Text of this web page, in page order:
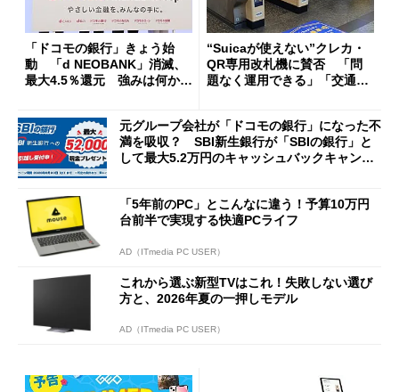
「ドコモの銀行」きょう始
動 「d NEOBANK」消滅、
最大4.5％還元 強みは何か解
“Suicaが使えない”クレカ・
QR専用改札機に賛否 「問
題なく運用できる」「交通系I
元グループ会社が「ドコモの銀行」になった不
満を吸収？ SBI新生銀行が「SBIの銀行」と
して最大5.2万円のキャッシュバックキャンペ
「5年前のPC」とこんなに違う！予算10万円
台前半で実現する快適PCライフ
AD（ITmedia PC USER）
これから選ぶ新型TVはこれ！失敗しない選び
方と、2026年夏の一押しモデル
AD（ITmedia PC USER）